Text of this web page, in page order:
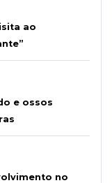
ao
e ossos
no